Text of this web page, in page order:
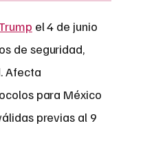
el 4 de junio
de seguridad,
Afecta
para México
previas al 9